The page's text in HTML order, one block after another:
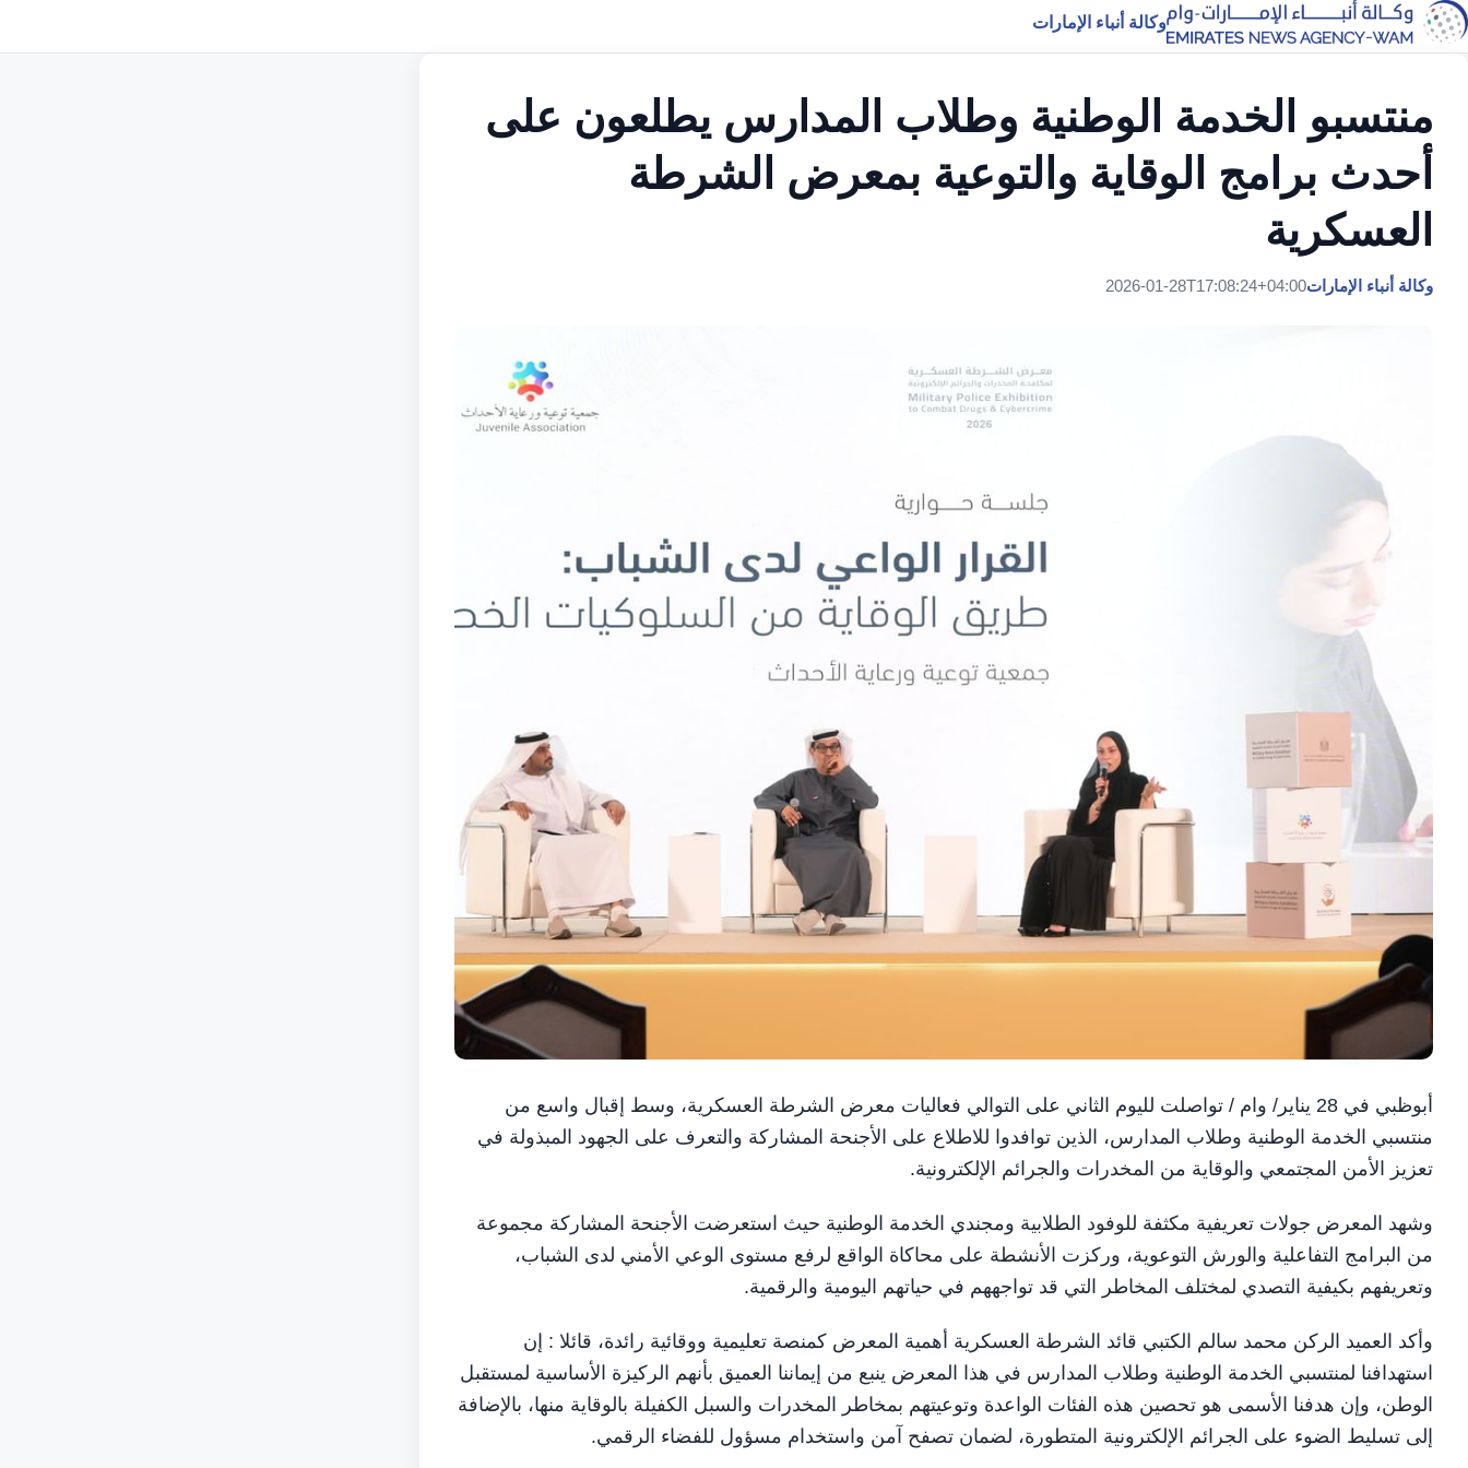
وكالة أنباء الإمارات
منتسبو الخدمة الوطنية وطلاب المدارس يطلعون على
أحدث برامج الوقاية والتوعية بمعرض الشرطة
العسكرية
وكالة أنباء الإمارات2026-01-28T17:08:24+04:00
أبوظبي في 28 يناير/ وام / تواصلت لليوم الثاني على التوالي فعاليات معرض الشرطة العسكرية، وسط إقبال واسع من
منتسبي الخدمة الوطنية وطلاب المدارس، الذين توافدوا للاطلاع على الأجنحة المشاركة والتعرف على الجهود المبذولة في
تعزيز الأمن المجتمعي والوقاية من المخدرات والجرائم الإلكترونية.
وشهد المعرض جولات تعريفية مكثفة للوفود الطلابية ومجندي الخدمة الوطنية حيث استعرضت الأجنحة المشاركة مجموعة
من البرامج التفاعلية والورش التوعوية، وركزت الأنشطة على محاكاة الواقع لرفع مستوى الوعي الأمني لدى الشباب،
وتعريفهم بكيفية التصدي لمختلف المخاطر التي قد تواجههم في حياتهم اليومية والرقمية.
وأكد العميد الركن محمد سالم الكتبي قائد الشرطة العسكرية أهمية المعرض كمنصة تعليمية ووقائية رائدة، قائلا : إن
استهدافنا لمنتسبي الخدمة الوطنية وطلاب المدارس في هذا المعرض ينبع من إيماننا العميق بأنهم الركيزة الأساسية لمستقبل
الوطن، وإن هدفنا الأسمى هو تحصين هذه الفئات الواعدة وتوعيتهم بمخاطر المخدرات والسبل الكفيلة بالوقاية منها، بالإضافة
إلى تسليط الضوء على الجرائم الإلكترونية المتطورة، لضمان تصفح آمن واستخدام مسؤول للفضاء الرقمي.